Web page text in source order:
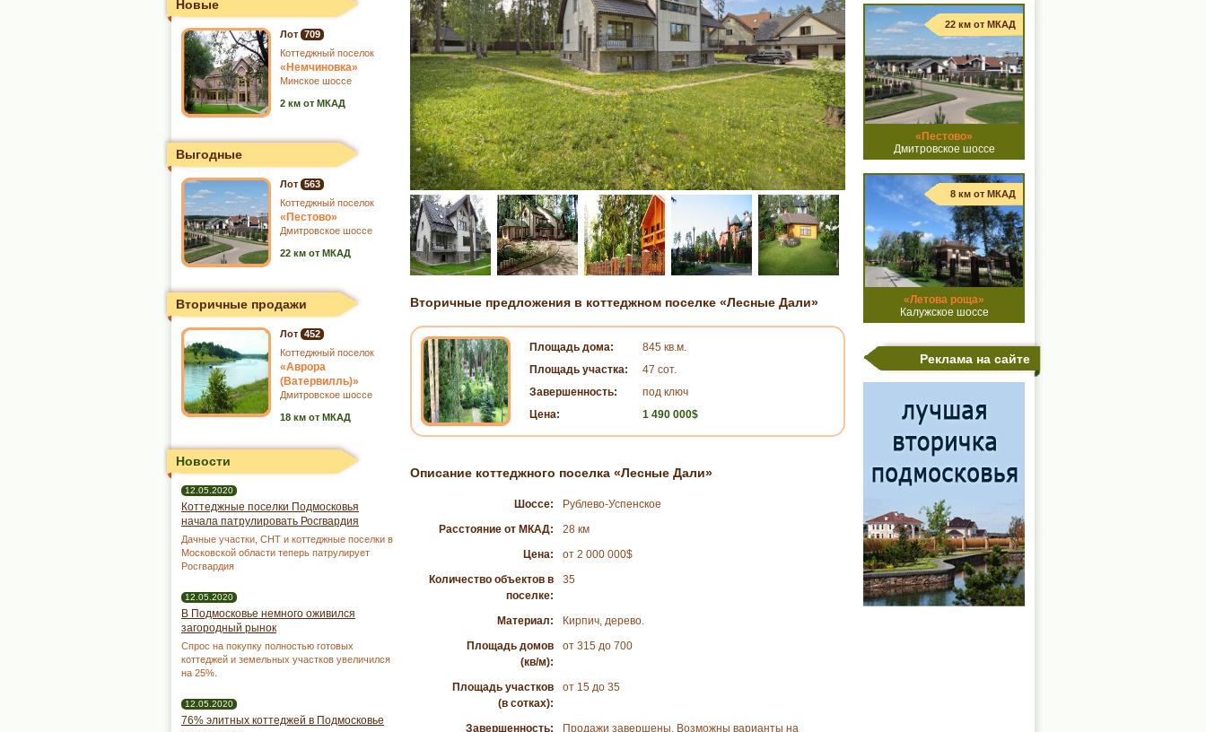
Вторичные предложения в коттеджном поселке «Лесные Дали»
Площадь дома:
845 кв.м.
Площадь участка:
47 сот.
Завершенность:
под ключ
Цена:
1 490 000$
Описание коттеджного поселка «Лесные Дали»
Шоссе:
Рублево-Успенское
Расстояние от МКАД:
28 км
Цена:
от 2 000 000$
Количество объектов в
поселке:
35
Материал:
Кирпич, дерево.
Площадь домов
(кв/м):
от 315 до 700
Площадь участков
(в сотках):
от 15 до 35
Завершенность:
Продажи завершены. Возможны варианты на
Новые
Лот 709
Коттеджный поселок
«Немчиновка»
Минское шоссе
2 км от МКАД
Выгодные
Лот 563
Коттеджный поселок
«Пестово»
Дмитровское шоссе
22 км от МКАД
Вторичные продажи
Лот 452
Коттеджный поселок
«Аврора
(Ватервилль)»
Дмитровское шоссе
18 км от МКАД
Новости
12.05.2020
Коттеджные поселки Подмосковья
начала патрулировать Росгвардия
Дачные участки, СНТ и коттеджные поселки в
Московской области теперь патрулирует
Росгвардия
12.05.2020
В Подмосковье немного оживился
загородный рынок
Спрос на покупку полностью готовых
коттеджей и земельных участков увеличился
на 25%.
12.05.2020
76% элитных коттеджей в Подмосковье
«Пестово»
Дмитровское шоссе
22 км от МКАД
«Летова роща»
Калужское шоссе
8 км от МКАД
Реклама на сайте